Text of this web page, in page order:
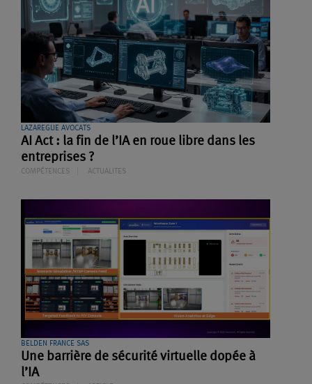
LAZAREGUE AVOCATS
AI Act : la fin de l’IA en roue libre dans les
entreprises ?
COMPÉTENCES ACTUALITES
BELDEN FRANCE SAS
Une barrière de sécurité virtuelle dopée à
l’IA